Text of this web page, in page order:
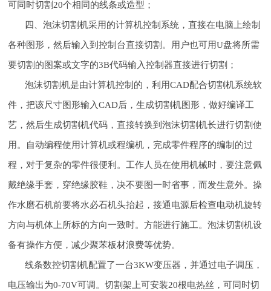
可同时切割20个相同的线条或造型；
四、泡沫切割机采用的计算机控制系统，直接在电脑上绘制
各种图形，然后输入到控制台直接切割。用户也可用U盘将所需
要切割的图案或文字的3B代码输入控制器直接进行切割；
泡沫切割机是由计算机控制的，利用CAD配合切割机系统软
件，把该尺寸图形输入CAD后，生成切割机图形，做好编译工
艺，然后生成切割机代码，直接转换到泡沫切割机长进行切割使
用。自动编程使用计算机或程编机，完成零件程序的编制的过
程，对于复杂的零件很便利。工作人员在使用机械时，要注意佩
戴绝缘手套，穿绝缘胶鞋，决不要图一时省事，而发生意外。操
作水磨石机前要将水必石机头抬起，接通电源后检查电动机旋转
方向与机体上所标的方向一致时。方能进行施工。泡沫切割机设
备有操作方便，减少聚苯板材浪费等优势。
线条数控切割机配置了一台3KW变压器，并通过电子调压，
电压输出为0-70V可调。切割架上可安装20根电热丝，可同时切